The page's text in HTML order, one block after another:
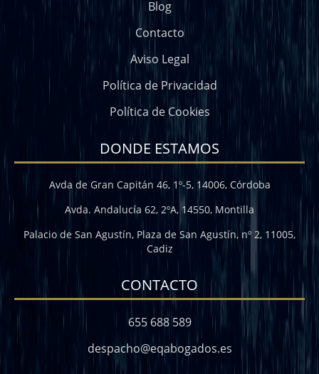
Blog
Contacto
Aviso Legal
Política de Privacidad
Política de Cookies
DONDE ESTAMOS
Avda de Gran Capitán 46, 1º-5, 14006, Córdoba
Avda. Andalucía 62, 2ºA, 14550, Montilla
Palacio de San Agustín, Plaza de San Agustín, nº 2, 11005,
Cadiz
CONTACTO
655 688 589
despacho@eqabogados.es